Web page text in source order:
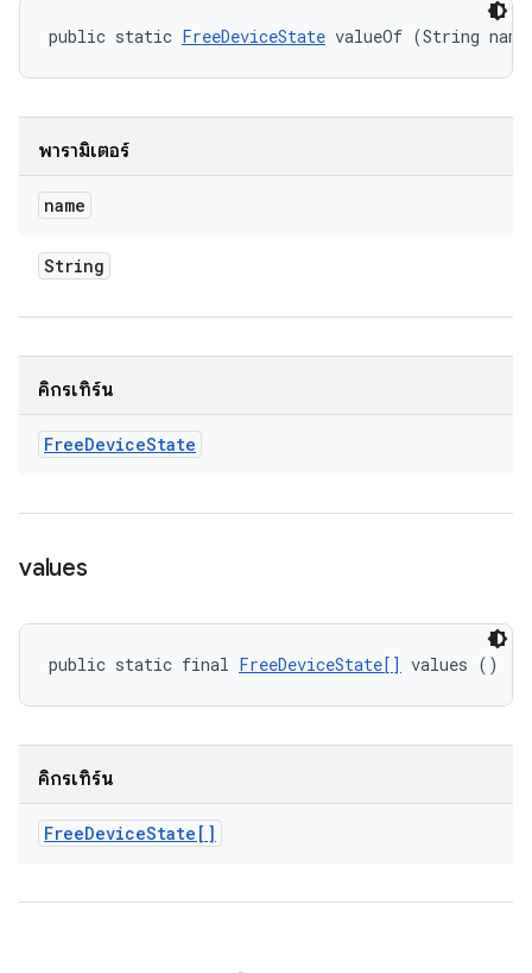
public static FreeDeviceState valueOf (String
พารามิเตอร์
name
String
คิกรีเทิร์น
FreeDeviceState
values
public static final FreeDeviceState[] values ()
คิกรีเทิร์น
FreeDeviceState[]